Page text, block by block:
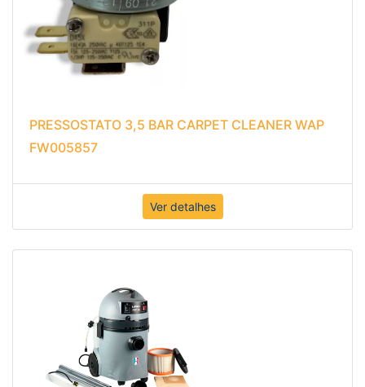
PRESSOSTATO 3,5 BAR CARPET CLEANER WAP
FW005857
Ver detalhes